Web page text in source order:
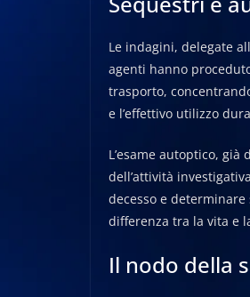
Le indagini, delegate
agenti hanno
trasporto,
e l’effettivo utilizzo
L’esame autoptico,
dell’attività
decesso e
differenza tra la vita e
Il nodo della